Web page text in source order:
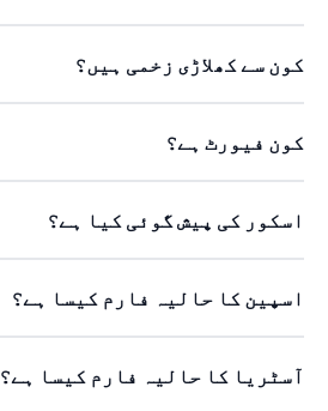
کون سے کھلاڑی زخمی ہیں؟
کون فیورٹ ہے؟
اسکور کی پیش گوئی کیا ہے؟
اسپین کا حالیہ فارم کیسا ہے؟
آسٹریا کا حالیہ فارم کیسا ہے؟